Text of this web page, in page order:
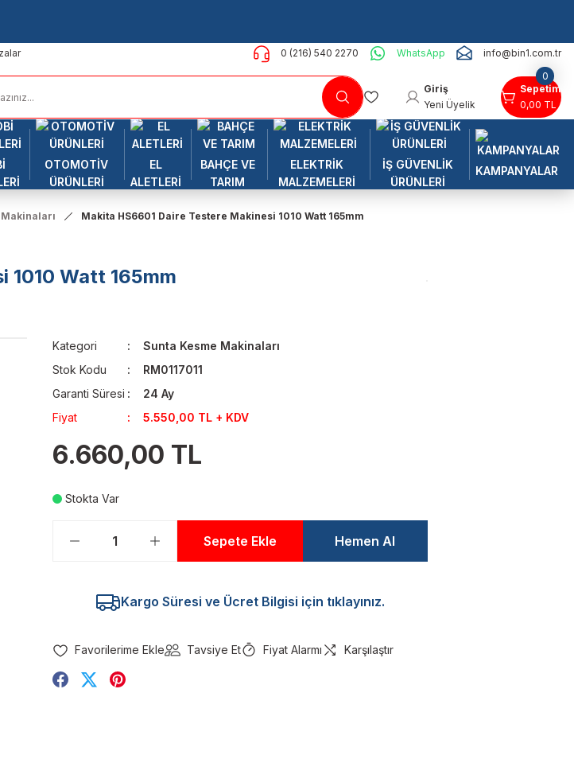
0 (216) 540 2270 WhatsApp info@bin1.com.tr
Giriş
Yeni Üyelik
Sepetim
0,00 TL
0
OTOMOTİV
ÜRÜNLERİ
EL
ALETLERİ
BAHÇE VE
TARIM
ELEKTRİK
MALZEMELERİ
İŞ GÜVENLİK
ÜRÜNLERİ
KAMPANYALAR
Makita HS6601 Daire Testere Makinesi 1010 Watt 165mm
1010 Watt 165mm
Kategori
Sunta Kesme Makinaları
Stok Kodu
RM0117011
Garanti Süresi
24 Ay
Fiyat
5.550,00 TL + KDV
6.660,00 TL
Stokta Var
Sepete Ekle Hemen Al
Kargo Süresi ve Ücret Bilgisi için tıklayınız.
Tavsiye Et Fiyat Alarmı Karşılaştır